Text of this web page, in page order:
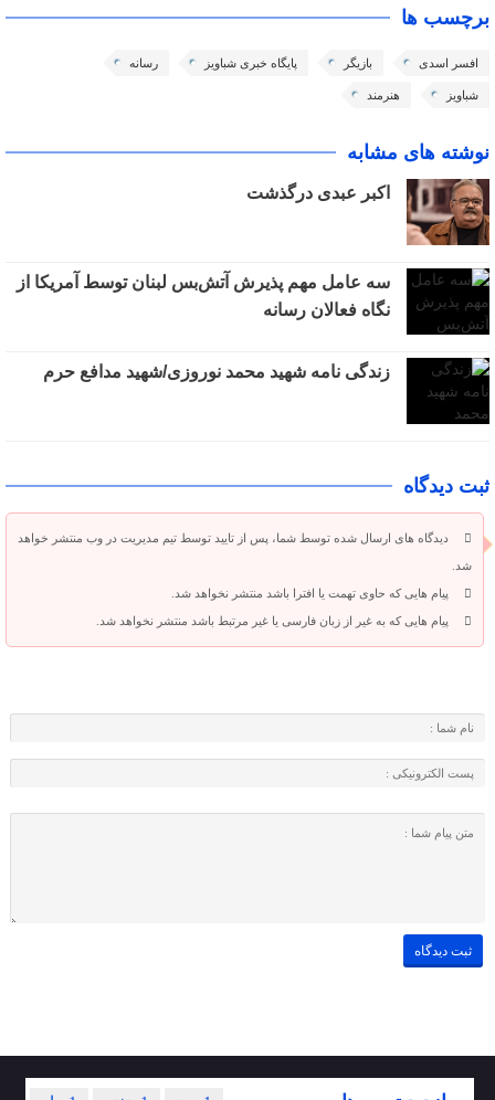
برچسب ها
افسر اسدی بازیگر پایگاه خبری شباویز رسانه
شباویز هنرمند
نوشته های مشابه
اکبر عبدی درگذشت
سه عامل مهم پذیرش آتش‌بس لبنان توسط آمریکا از
نگاه فعالان رسانه
زندگی نامه شهید محمد نوروزی/شهید مدافع حرم
ثبت دیدگاه
دیدگاه های ارسال شده توسط شما، پس از تایید توسط تیم مدیریت در وب منتشر خواهد
شد.
پیام هایی که حاوی تهمت یا افترا باشد منتشر نخواهد شد.
پیام هایی که به غیر از زبان فارسی یا غیر مرتبط باشد منتشر نخواهد شد.